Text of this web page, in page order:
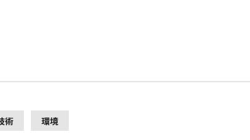
術 環境